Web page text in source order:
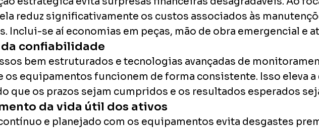
reduz significativamente os custos associados às
Inclui-se aí economias em peças, mão de obra emergencial e
confiabilidade
bem estruturados e tecnologias avançadas de
os equipamentos funcionem de forma consistente. Isso eleva
que os prazos sejam cumpridos e os resultados esperados
da vida útil dos ativos
e planejado com os equipamentos evita desgastes